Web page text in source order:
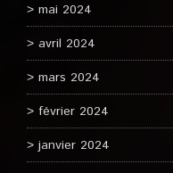
mai 2024
avril 2024
mars 2024
février 2024
janvier 2024